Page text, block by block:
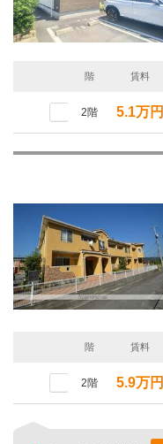
階 賃料
2階 5.1万円
階 賃料
2階 5.9万円